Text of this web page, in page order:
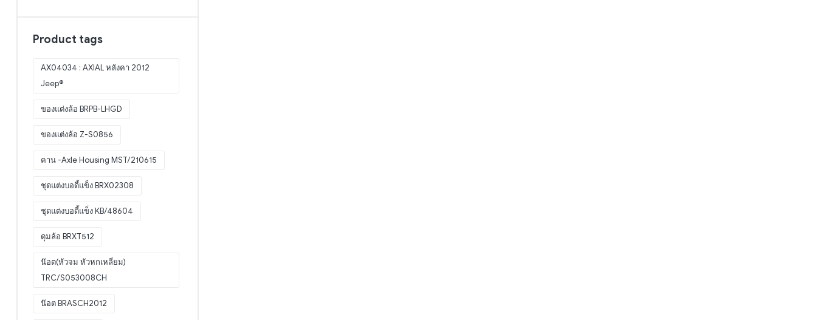
Product tags
AX04034 : AXIAL หลังคา 2012
Jeep®
ของแต่งล้อ BRPB-LHGD
ของแต่งล้อ Z-S0856
คาน -Axle Housing MST/210615
ชุดแต่งบอดี้แข็ง BRX02308
ชุดแต่งบอดี้แข็ง KB/48604
ดุมล้อ BRXT512
น๊อต(หัวจม หัวหกเหลี่ยม)
TRC/S053008CH
น๊อต BRASCH2012